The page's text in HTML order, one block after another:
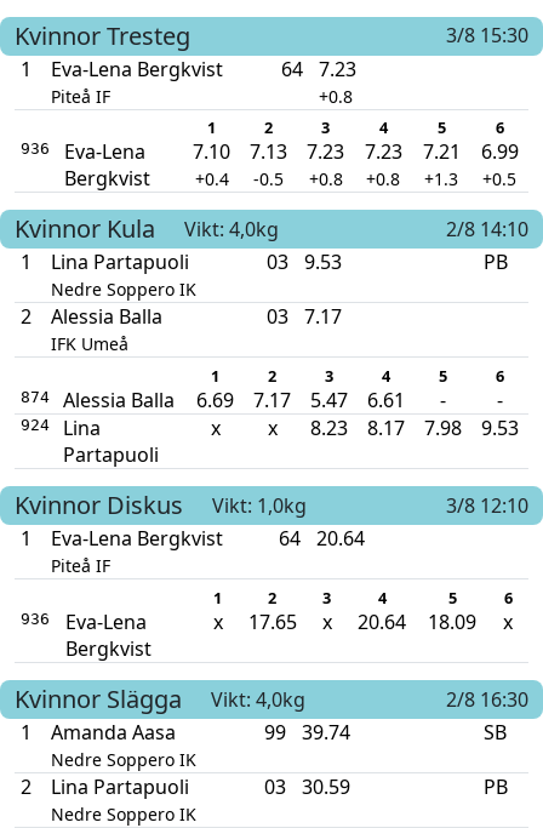
KvinnorTresteg
3/8 15:30
1
Eva-Lena Bergkvist
Piteå IF
64 7.23
+0.8
1 2 3 4 5 6
936
Eva-Lena
Bergkvist
7.10
+0.4
7.13
-0.5
7.23
+0.8
7.23
+0.8
7.21
+1.3
6.99
+0.5
Kvinnor Kula Vikt: 4,0kg
2/8 14:10
1
Lina Partapuoli
Nedre Soppero IK
03 9.53 PB
2 Alessia Balla
IFK Umeå
03 7.17
1 2 3 4 5 6
874 Alessia Balla 6.69 7.17 5.47 6.61 - -
924
Lina
Partapuoli
x x 8.23 8.17 7.98 9.53
Kvinnor Diskus Vikt: 1,0kg
3/8 12:10
1
Eva-Lena Bergkvist
Piteå IF
64 20.64
1 2 3 4 5 6
936
Eva-Lena
Bergkvist
x 17.65 x 20.64 18.09 x
Kvinnor Slägga Vikt: 4,0kg
2/8 16:30
1
Amanda Aasa
Nedre Soppero IK
99 39.74 SB
2 Lina Partapuoli
Nedre Soppero IK
03 30.59 PB